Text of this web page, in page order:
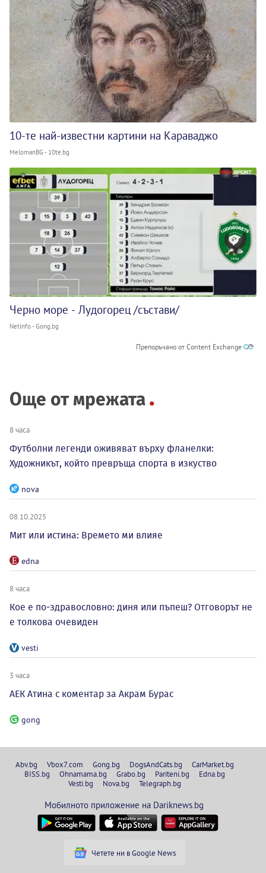
10-те най-известни картини на Караваджо
MelomanBG - 10te.bg
Черно море - Лудогорец /състави/
NetInfo - Gong.bg
Препоръчано от Content Exchange
Още от мрежата
8 часа
Футболни легенди оживяват върху фланелки:
Художникът, който превръща спорта в изкуство
nova
08.10.2025
Мит или истина: Времето ми влияе
edna
8 часа
Кое е по-здравословно: диня или пъпеш? Отговорът не
е толкова очевиден
vesti
3 часа
АЕК Атина с коментар за Акрам Бурас
gong
Abv.bg Vbox7.com Gong.bg DogsAndCats.bg
CarMarket.bg
BISS.bg
Ohnamama.bg Grabo.bg Pariteni.bg
Edna.bg
Vesti.bg
Nova.bg Telegraph.bg
Мобилното приложение на Dariknews.bg
Четете ни в Google News